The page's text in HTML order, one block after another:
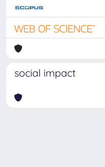
social impact